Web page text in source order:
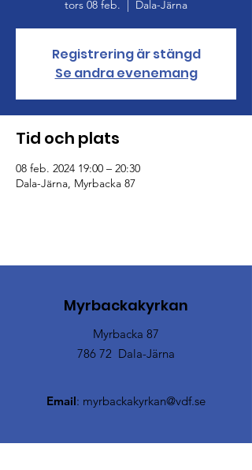
tors 08 feb.
  |
Dala-Järna
Registrering är stängd
Se andra evenemang
Tid och plats
08 feb. 2024 19:00 – 20:30
Dala-Järna, Myrbacka 87
Myrbackakyrkan
Myrbacka 87
786 72 Dala-Järna
Email: myrbackakyrkan@vdf.se